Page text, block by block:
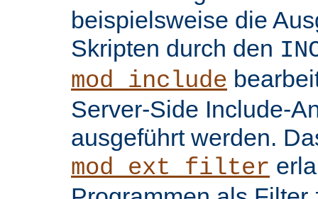
beispielsweise die
Skripten durch den
mod_include
Server-Side Include-
ausgeführt werden.
mod_ext_filter